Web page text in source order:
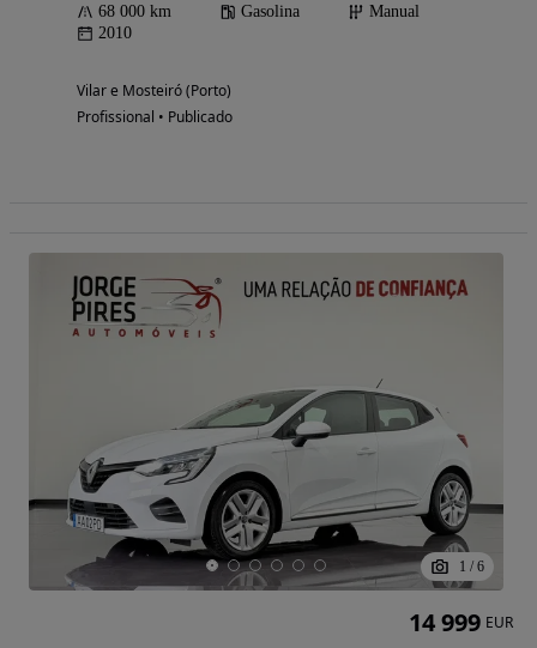
68 000 km Gasolina
Manual
2010
Vilar e Mosteiró (Porto)
Profissional • Publicado
1 / 6
14 999 EUR